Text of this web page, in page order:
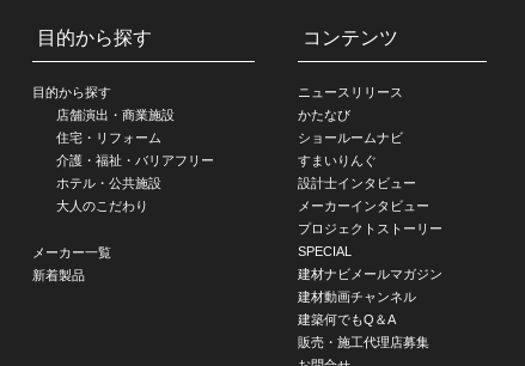
目的から探す
目的から探す
店舗演出・商業施設
住宅・リフォーム
介護・福祉・バリアフリー
ホテル・公共施設
大人のこだわり
メーカー一覧
新着製品
コンテンツ
ニュースリリース
かたなび
ショールームナビ
すまいりんぐ
設計士インタビュー
メーカーインタビュー
プロジェクトストーリー
SPECIAL
建材ナビメールマガジン
建材動画チャンネル
建築何でもQ＆A
販売・施工代理店募集